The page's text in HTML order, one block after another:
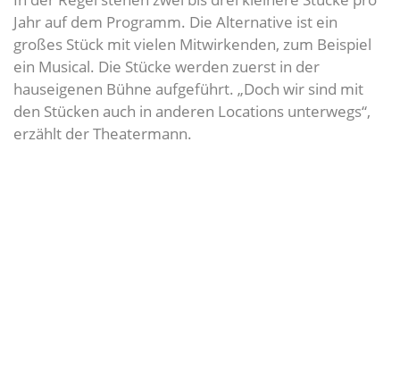
Jahr auf dem Programm. Die Alternative ist ein
großes Stück mit vielen Mitwirkenden, zum Beispiel
ein Musical. Die Stücke werden zuerst in der
hauseigenen Bühne aufgeführt. „Doch wir sind mit
den Stücken auch in anderen Locations unterwegs“,
erzählt der Theatermann.